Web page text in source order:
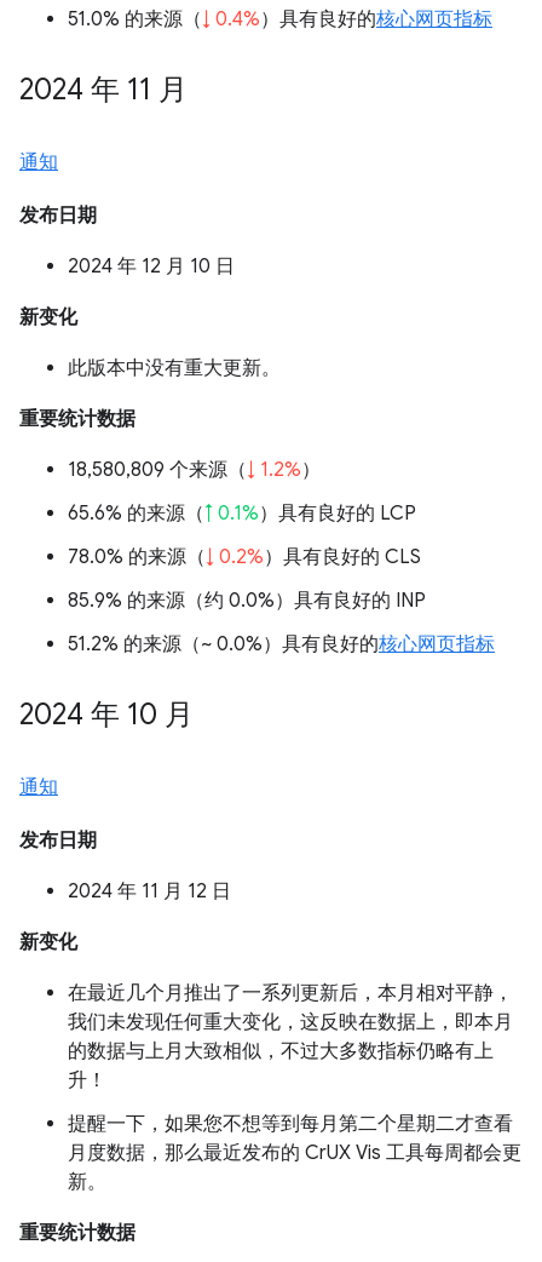
51.0% 的来源（↓ 0.4%）具有良好的核心网页指标
2024 年 11 月
通知
发布日期
2024 年 12 月 10 日
新变化
此版本中没有重大更新。
重要统计数据
18,580,809 个来源（↓ 1.2%）
65.6% 的来源（↑ 0.1%）具有良好的 LCP
78.0% 的来源（↓ 0.2%）具有良好的 CLS
85.9% 的来源（约 0.0%）具有良好的 INP
51.2% 的来源（~ 0.0%）具有良好的核心网页指标
2024 年 10 月
通知
发布日期
2024 年 11 月 12 日
新变化
在最近几个月推出了一系列更新后，本月相对平静，
我们未发现任何重大变化，这反映在数据上，即本月
的数据与上月大致相似，不过大多数指标仍略有上
升！
提醒一下，如果您不想等到每月第二个星期二才查看
月度数据，那么最近发布的 CrUX Vis 工具每周都会更
新。
重要统计数据